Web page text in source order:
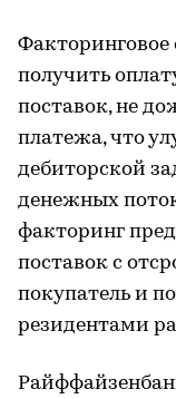
Факторинговое
получить
поставок, не
платежа, что
дебиторской
денежных
факторинг
поставок с
покупатель и
резидентами